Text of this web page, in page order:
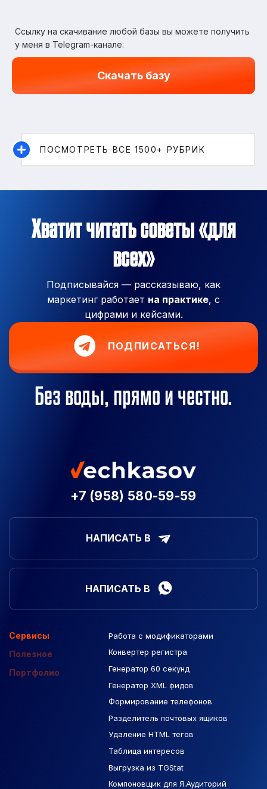
Ссылку на скачивание любой базы вы можете получить
у меня в Telegram-канале:
Скачать базу
ПОСМОТРЕТЬ ВСЕ 1500+ РУБРИК
Хватит читать советы «для
всех»
Подписывайся — рассказываю, как
маркетинг работает на практике, с
цифрами и кейсами.
ПОДПИСАТЬСЯ!
Без воды, прямо и честно.
+7 (958) 580-59-59
НАПИСАТЬ В
НАПИСАТЬ В
Сервисы
Полезное
Портфолио
Работа с модификаторами
Конвертер регистра
Генератор 60 секунд
Генератор XML фидов
Формирование телефонов
Разделитель почтовых ящиков
Удаление HTML тегов
Таблица интересов
Выгрузка из TGStat
Компоновщик для Я.Аудиторий
Подборка сайтов
Макеты Figma
База Яндекс Карты
РСЯ площадки
Созданные сайты
Контекстная реклама